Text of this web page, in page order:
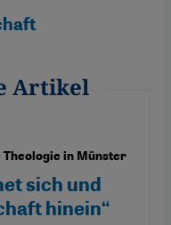
Artikel
in Münster
sich und
hinein“